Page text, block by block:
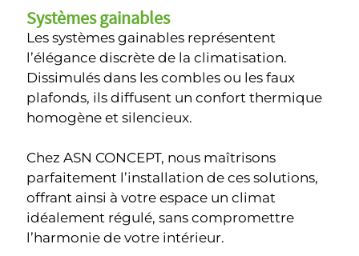
Systèmes gainables
Les systèmes gainables représentent
l’élégance discrète de la climatisation.
Dissimulés dans les combles ou les faux
plafonds, ils diffusent un confort thermique
homogène et silencieux.
Chez ASN CONCEPT, nous maîtrisons
parfaitement l’installation de ces solutions,
offrant ainsi à votre espace un climat
idéalement régulé, sans compromettre
l’harmonie de votre intérieur.